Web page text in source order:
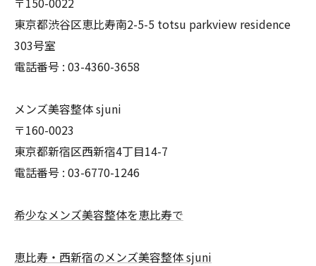
東京都渋谷区恵比寿南2-5-5 totsu parkview residence
303号室
電話番号 : 03-4360-3658
メンズ美容整体 sjuni
〒160-0023
東京都新宿区西新宿4丁目14-7
電話番号 : 03-6770-1246
希少なメンズ美容整体を恵比寿で
恵比寿・西新宿のメンズ美容整体 sjuni